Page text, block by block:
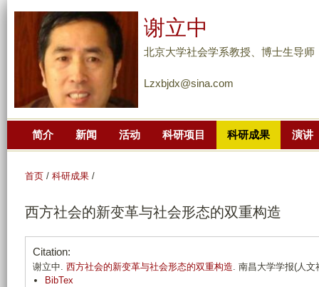
到
主
要
谢立中
北京大学社会学系教授、博士生导师
Lzxbjdx@sina.com
简介 新闻 活动 科研项目 科研成果 演讲
首页 / 科研成果 /
西方社会的新变革与社会形态的双重构造
Citation:
谢立中. 西方社会的新变革与社会形态的双重构造. 南昌大学学报(人文
BibTex